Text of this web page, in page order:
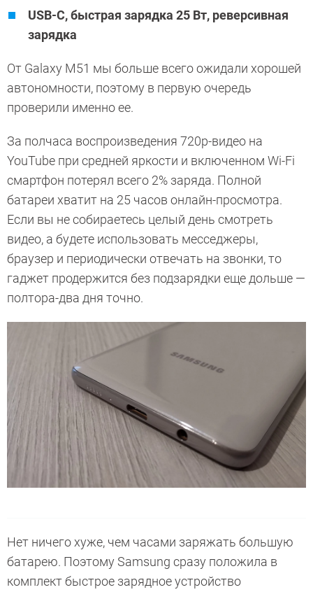
USB-C, быстрая зарядка 25 Вт, реверсивная
зарядка
От Galaxy M51 мы больше всего ожидали хорошей
автономности, поэтому в первую очередь
проверили именно ее.
За полчаса воспроизведения 720p-видео на
YouTube при средней яркости и включенном Wi-Fi
смартфон потерял всего 2% заряда. Полной
батареи хватит на 25 часов онлайн-просмотра.
Если вы не собираетесь целый день смотреть
видео, а будете использовать месседжеры,
браузер и периодически отвечать на звонки, то
гаджет продержится без подзарядки еще дольше —
полтора-два дня точно.
Нет ничего хуже, чем часами заряжать большую
батарею. Поэтому Samsung сразу положила в
комплект быстрое зарядное устройство